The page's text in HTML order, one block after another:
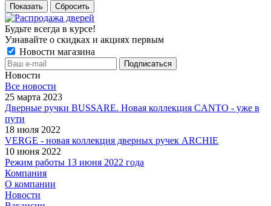
Сбросить
Будьте всегда в курсе!
Узнавайте о скидках и акциях первым
Новости магазина
Новости
Все новости
25 марта 2023
Дверные ручки BUSSARE. Новая коллекция CANTO - уже в
пути
18 июля 2022
VERGE - новая коллекция дверных ручек ARCHIE
10 июня 2022
Режим работы 13 июня 2022 года
Компания
О компании
Новости